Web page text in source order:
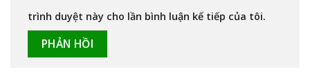
trình duyệt này cho lần bình luận kế tiếp của tôi.